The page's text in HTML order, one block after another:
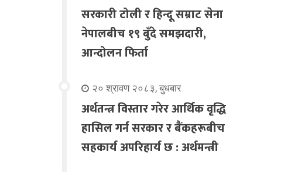
सरकारी टोली र हिन्दू सम्राट सेना
नेपालबीच १९ बुँदे समझदारी,
आन्दोलन फिर्ता
२० श्रावण २०८३, बुधबार
अर्थतन्त्र विस्तार गरेर आर्थिक वृद्धि
हासिल गर्न सरकार र बैंकहरूबीच
सहकार्य अपरिहार्य छ : अर्थमन्त्री